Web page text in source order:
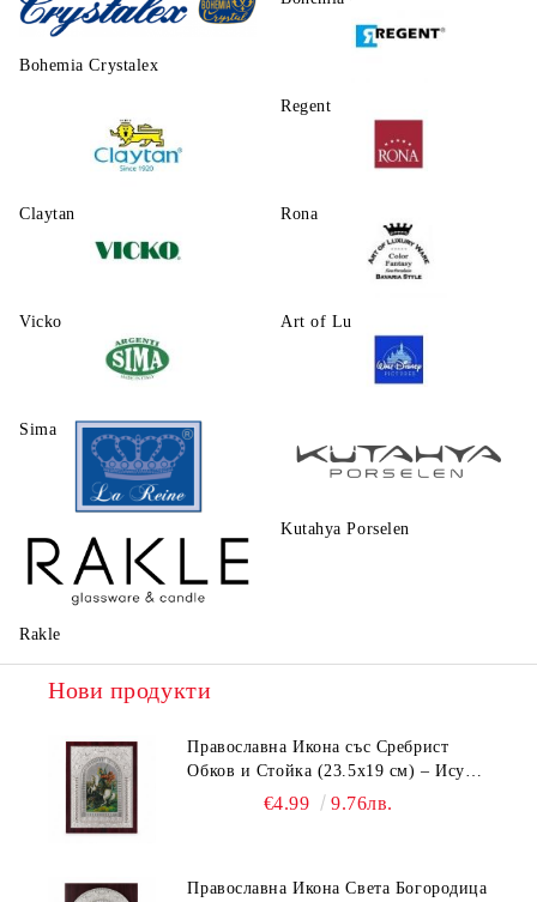
Bohemia Crystalex
Regent
Claytаn Rona
Vicko Art of Luxury Ware
Sima
La Reine Kutahya Porselen
Rakle
Нови продукти
Православна Икона със Сребрист
Обков и Стойка (23.5х19 см) – Исус
Христос, Св. Георги, Св. Николай
€4.99 9.76лв.
Православна Икона Света Богородица